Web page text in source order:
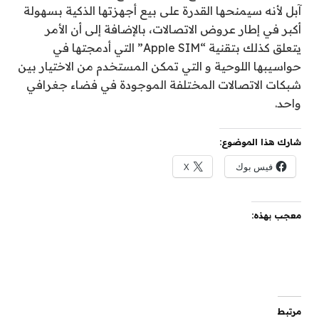
آبل لأنه سيمنحها القدرة على بيع أجهزتها الذكية بسهولة
أكبر في إطار عروض الاتصالات، بالإضافة إلى أن الأمر
يتعلق كذلك بتقنية “Apple SIM” التي أدمجتها في
حواسيبها اللوحية و التي تمكن المستخدم من الاختيار بين
شبكات الاتصالات المختلفة الموجودة في فضاء جغرافي
واحد.
شارك هذا الموضوع:
فيس بوك X
معجب بهذه:
مرتبط